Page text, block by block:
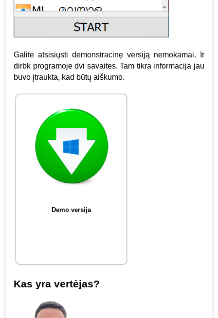
Galite atsisiųsti demonstracinę versiją nemokamai. Ir
dirbk programoje dvi savaites. Tam tikra informacija jau
buvo įtraukta, kad būtų aiškumo.
Demo versija
Kas yra vertėjas?